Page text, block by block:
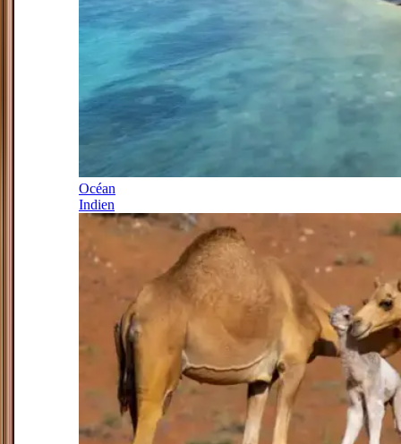
Océan
Indien